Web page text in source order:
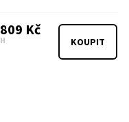
Kč
KOUPIT